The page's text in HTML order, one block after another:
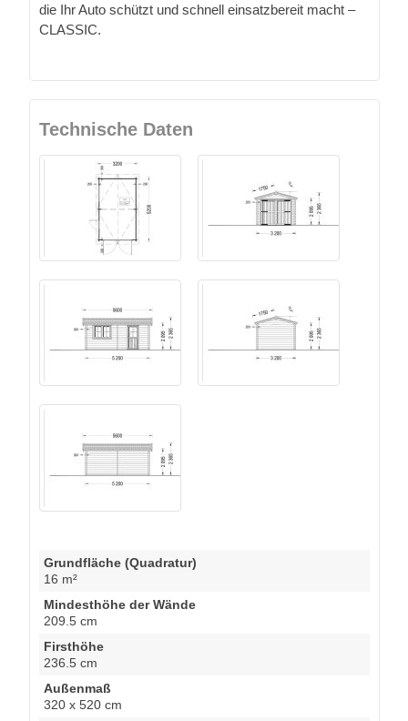
die Ihr Auto schützt und schnell einsatzbereit macht –
CLASSIC.
Technische Daten
Grundfläche (Quadratur)
16 m²
Mindesthöhe der Wände
209.5 cm
Firsthöhe
236.5 cm
Außenmaß
320 x 520 cm